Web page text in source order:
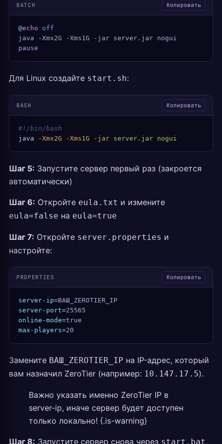
BATCH Копировать
@echo off
java -Xmx2G -Xms1G -jar server.jar nogui
pause
Для Linux создайте start.sh:
BASH Копировать
#!/bin/bash
java -Xmx2G -Xms1G -jar server.jar nogui
Шаг 5: Запустите сервер первый раз (закроется
автоматически)
Шаг 6: Откройте eula.txt и измените
eula=false на eula=true
Шаг 7: Откройте server.properties и
настройте:
PROPERTIES Копировать
server-ip=ВАШ_ZEROTIER_IP
server-port=25565
online-mode=true
max-players=20
Замените ВАШ_ZEROTIER_IP на IP-адрес, который
вам назначил ZeroTier (например: 10.147.17.5).
Важно указать именно ZeroTier IP в
server-ip, иначе сервер будет доступен
только локально! {.is-warning}
Шаг 8: Запустите сервер снова через start.bat